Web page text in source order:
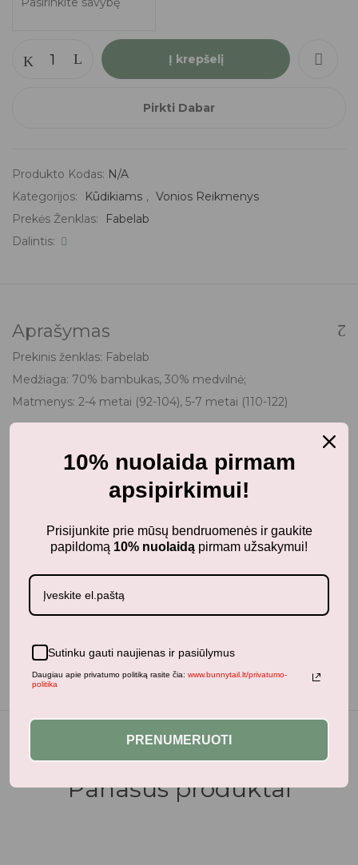
Į krepšelį
Pirkti Dabar
Produkto Kodas: N/A
Kategorijos:
Kūdikiams , Vonios Reikmenys
Prekės Ženklas:
Fabelab
Dalintis:
Aprašymas
Prekinis ženklas: Fabelab
Medžiaga: 70% bambukas, 30% medvilnė;
Matmenys: 2-4 metai (92-104), 5-7 metai (110-122)
Papildoma informacija
Panašūs produktai
10% nuolaida pirmam
apsipirkimui!
Prisijunkite prie mūsų bendruomenės ir gaukite
papildomą 10% nuolaidą pirmam užsakymui!
Sutinku gauti naujienas ir pasiūlymus
Daugiau apie privatumo politiką rasite čia: www.bunnytail.lt/privatumo-
politika
PRENUMERUOTI